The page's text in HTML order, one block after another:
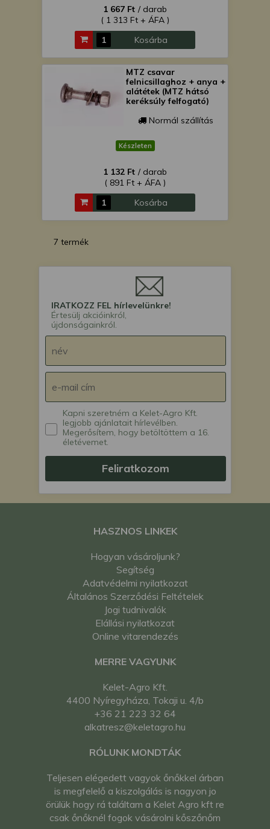
1 667 Ft / darab
( 1 313 Ft + ÁFA )
Kosárba
MTZ csavar
felnicsillaghoz + anya +
alátétek (MTZ hátsó
keréksúly felfogató)
Normál szállítás
Készleten
1 132 Ft / darab
( 891 Ft + ÁFA )
Kosárba
7 termék
IRATKOZZ FEL hírlevelünkre!
Értesülj akcióinkról,
újdonságainkról.
Kapni szeretném a Kelet-Agro Kft.
legjobb ajánlatait hírlevélben.
Megerősítem, hogy betöltöttem a 16.
életévemet.
Feliratkozom
HASZNOS LINKEK
Hogyan vásároljunk?
Segítség
Adatvédelmi nyilatkozat
Általános Szerződési Feltételek
Jogi tudnivalók
Elállási nyilatkozat
Online vitarendezés
MERRE VAGYUNK
Kelet-Agro Kft.
4400 Nyíregyháza, Tokaji u. 4/b
+36 21 223 32 64
alkatresz@keletagro.hu
RÓLUNK MONDTÁK
Teljesen elégedett vagyok őnőkkel árban
is megfelelő a kiszolgálás is nagyon jo
örülük hogy rá találtam a Kelet Agro kft re
csak őnőknél fogok vásárolni kőszőnőm